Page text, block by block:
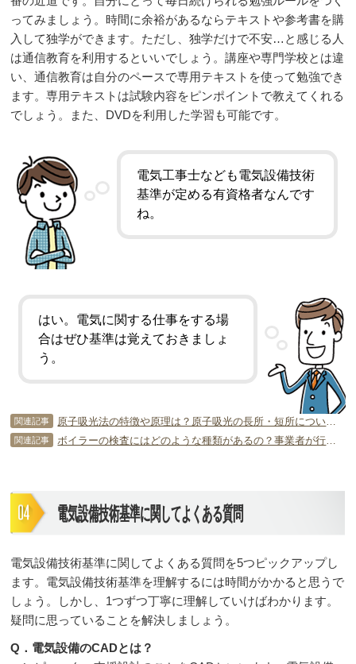
ってみましょう。時間に余裕があるならテキストや参考書を購
入して独学ができます。ただし、独学だけで不安…と感じる人
は通信教育を利用するといいでしょう。講座や専門学校とは違
い、通信教育は自分のペースで専用テキストを使って勉強でき
ます。専用テキストは試験内容をピンポイントで教えてくれる
でしょう。また、DVDを利用した学習も可能です。
電気工事士なども電気設備技術
基準が定める有資格者なんです
ね。
はい。電気に関する仕事をする場
合はぜひ基準は覚えておきましょ
う。
関連記事
関連記事
電気設備技術基準に関してよくある質問
電気設備技術基準に関してよくある質問を5つピックアップし
ます。電気設備技術基準を理解するには時間がかかると思うで
しょう。しかし、1つずつ丁寧に理解していけばわかります。
疑問に思っていることを解決しましょう。
Q．電気設備のCADとは？